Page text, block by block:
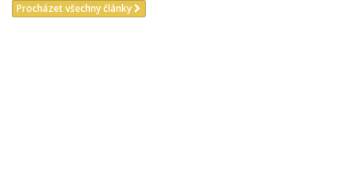
Procházet všechny články